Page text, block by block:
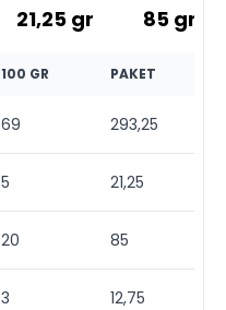
21,25 gr 85 gr
100 GR PAKET
69 293,25
5 21,25
20 85
3 12,75